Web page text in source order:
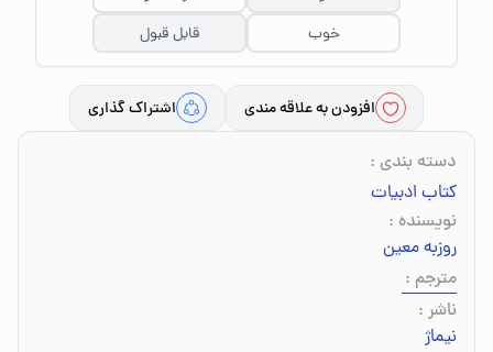
خوب
قابل قبول
افزودن به علاقه مندی اشتراک گذاری
دسته بندی :
کتاب ادبیات
نویسنده :
روزبه معین
مترجم :
ناشر :
نیماژ